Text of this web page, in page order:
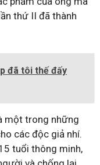
thứ II đã thành
đã tôi thế đấy
một trong những
các độc giả nhí.
tuổi thông minh,